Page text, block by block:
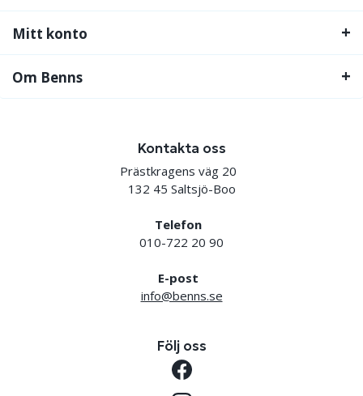
Mitt konto
Om Benns
Kontakta oss
Prästkragens väg 20
132 45 Saltsjö-Boo
Telefon
010-722 20 90
E-post
info@benns.se
Följ oss